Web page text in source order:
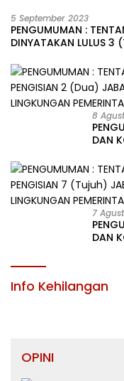
5 September 2023
PENGUMUMAN :
DINYATAKAN LULUS 3
LINGKUNGAN
8
DAN
7
DAN
Info Kehilangan
OPINI